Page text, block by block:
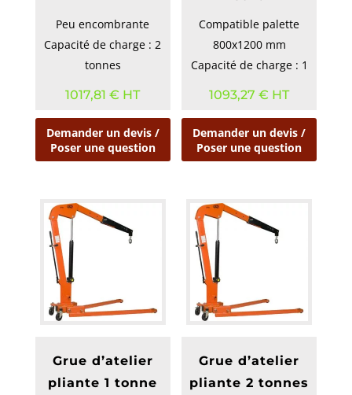
Peu encombrante
Capacité de charge : 2
tonnes
1017,81€ HT
Demander un devis /
Poser une question
Compatible palette
800x1200 mm
Capacité de charge : 1
1093,27€ HT
Demander un devis /
Poser une question
Grue d’atelier
pliante 1 tonne
Grue d’atelier
pliante 2 tonnes